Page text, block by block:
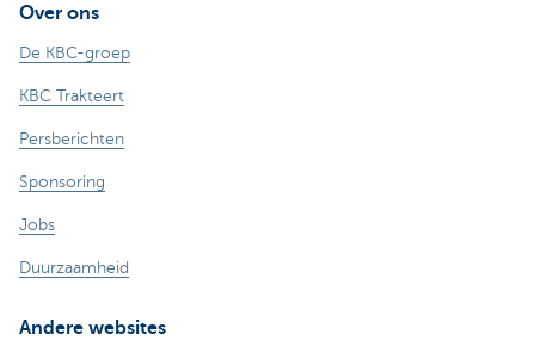
Over ons
De KBC-groep
KBC Trakteert
Persberichten
Sponsoring
Jobs
Duurzaamheid
Andere websites